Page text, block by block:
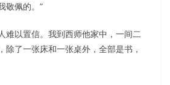
敬佩的。”
难以置信。我到西师他家中，一间二
除了一张床和一张桌外，全部是书，